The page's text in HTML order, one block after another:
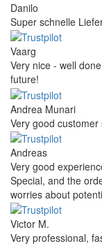
Danilo
Super schnelle
Vaarg
Very nice - well
future!
Andrea Munari
Very good
Andreas
Very good
Special, and the
worries about
Victor M.
Very professional,